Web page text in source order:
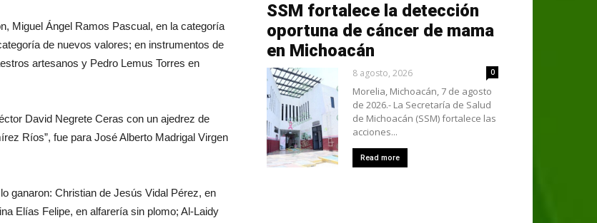
Miguel Ángel Ramos Pascual, en la categoría
de nuevos valores; en instrumentos de
artesanos y Pedro Lemus Torres en
David Negrete Ceras con un ajedrez de
Ríos”, fue para José Alberto Madrigal Virgen
ganaron: Christian de Jesús Vidal Pérez, en
Elías Felipe, en alfarería sin plomo; Al-Laidy
SSM fortalece la detección
oportuna de cáncer de mama
en Michoacán
8 agosto, 2026 0
Morelia, Michoacán, 7 de agosto
de 2026.- La Secretaría de Salud
de Michoacán (SSM) fortalece las
acciones...
Read more